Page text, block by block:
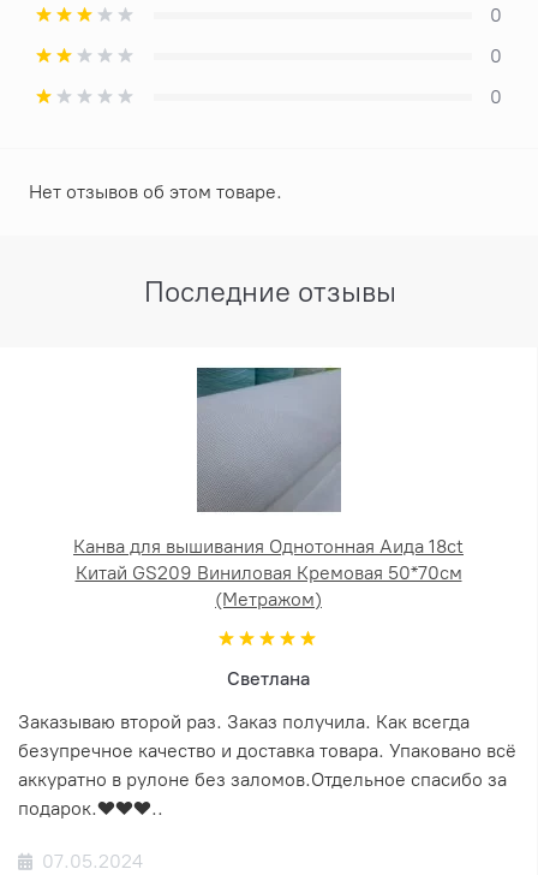
0
0
0
Нет отзывов об этом товаре.
Последние отзывы
Канва для вышивания Однотонная Аида 18ct
Китай GS209 Виниловая Кремовая 50*70см
(Метражом)
Светлана
Заказываю второй раз. Заказ получила. Как всегда
безупречное качество и доставка товара. Упаковано всё
аккуратно в рулоне без заломов.Отдельное спасибо за
подарок.❤️❤️❤️..
07.05.2024